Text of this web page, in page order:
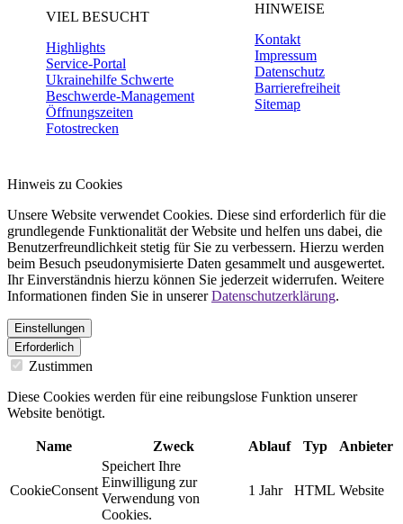
VIEL BESUCHT
Highlights
Service-Portal
Ukrainehilfe Schwerte
Beschwerde-Management
Öffnungszeiten
Fotostrecken
HINWEISE
Kontakt
Impressum
Datenschutz
Barrierefreiheit
Sitemap
Hinweis zu Cookies
Unsere Website verwendet Cookies. Diese sind erforderlich für die
grundlegende Funktionalität der Website und helfen uns dabei, die
Benutzerfreundlichkeit stetig für Sie zu verbessern. Hierzu werden
beim Besuch pseudonymisierte Daten gesammelt und ausgewertet.
Ihr Einverständnis hierzu können Sie jederzeit widerrufen. Weitere
Informationen finden Sie in unsererDatenschutzerklärung.
Einstellungen
Erforderlich
Zustimmen
Diese Cookies werden für eine reibungslose Funktion unserer
Website benötigt.
Name Zweck Ablauf Typ Anbieter
CookieConsent
Speichert Ihre
Einwilligung zur
Verwendung von
Cookies.
1 Jahr HTML Website